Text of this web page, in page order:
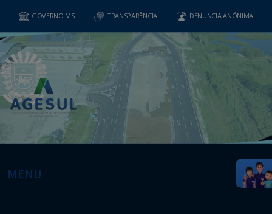
GOVERNO MS TRANSPARÊNCIA DENUNCIA ANÔNIMA
MENU